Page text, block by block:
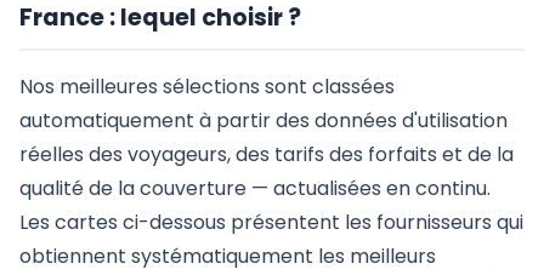
France : lequel choisir ?
Nos meilleures sélections sont classées
automatiquement à partir des données d'utilisation
réelles des voyageurs, des tarifs des forfaits et de la
qualité de la couverture — actualisées en continu.
Les cartes ci-dessous présentent les fournisseurs qui
obtiennent systématiquement les meilleurs